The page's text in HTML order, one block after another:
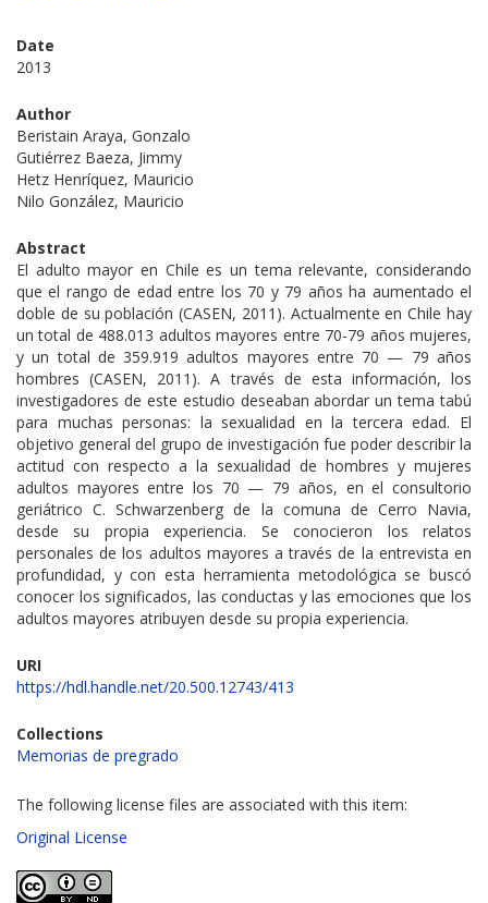
Date
2013
Author
Beristain Araya, Gonzalo
Gutiérrez Baeza, Jimmy
Hetz Henríquez, Mauricio
Nilo González, Mauricio
Abstract
El adulto mayor en Chile es un tema relevante, considerando
que el rango de edad entre los 70 y 79 años ha aumentado el
doble de su población (CASEN, 2011). Actualmente en Chile hay
un total de 488.013 adultos mayores entre 70-79 años mujeres,
y un total de 359.919 adultos mayores entre 70 — 79 años
hombres (CASEN, 2011). A través de esta información, los
investigadores de este estudio deseaban abordar un tema tabú
para muchas personas: la sexualidad en la tercera edad. El
objetivo general del grupo de investigación fue poder describir la
actitud con respecto a la sexualidad de hombres y mujeres
adultos mayores entre los 70 — 79 años, en el consultorio
geriátrico C. Schwarzenberg de la comuna de Cerro Navia,
desde su propia experiencia. Se conocieron los relatos
personales de los adultos mayores a través de la entrevista en
profundidad, y con esta herramienta metodológica se buscó
conocer los significados, las conductas y las emociones que los
adultos mayores atribuyen desde su propia experiencia.
URI
https://hdl.handle.net/20.500.12743/413
Collections
Memorias de pregrado
The following license files are associated with this item:
Original License